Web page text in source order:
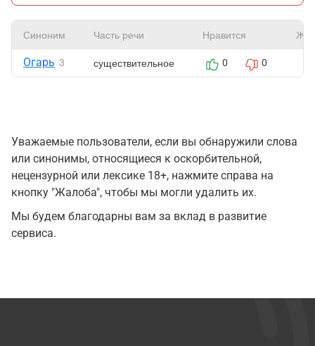
Синоним Часть речи Нравится
Огарь 3 существительное 0 0
Уважаемые пользователи, если вы обнаружили слова
или синонимы, относящиеся к оскорбительной,
нецензурной или лексике 18+, нажмите справа на
кнопку "Жалоба", чтобы мы могли удалить их.
Мы будем благодарны вам за вклад в развитие
сервиса.